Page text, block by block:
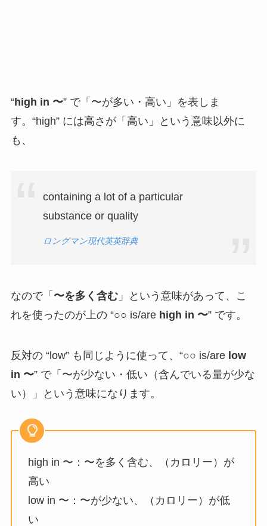
“high in 〜” で「〜が多い・高い」を表しま
す。“high” には高さが「高い」という意味以外に
も、
containing a lot of a particular
substance or quality
ロングマン現代英英辞典
なので「 〜を多く含む」という意味があって、こ
れを使ったのが上の “○○ is/are high in 〜” です。
反対の “low” も同じように使って、“○○ is/are low
in 〜” で「〜が少ない・低い（含んでいる量が少な
い）」という意味になります。
high in 〜：〜を多く含む、（カロリー）が
高い
low in 〜：〜が少ない、（カロリー）が低
い